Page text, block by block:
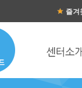
즐겨